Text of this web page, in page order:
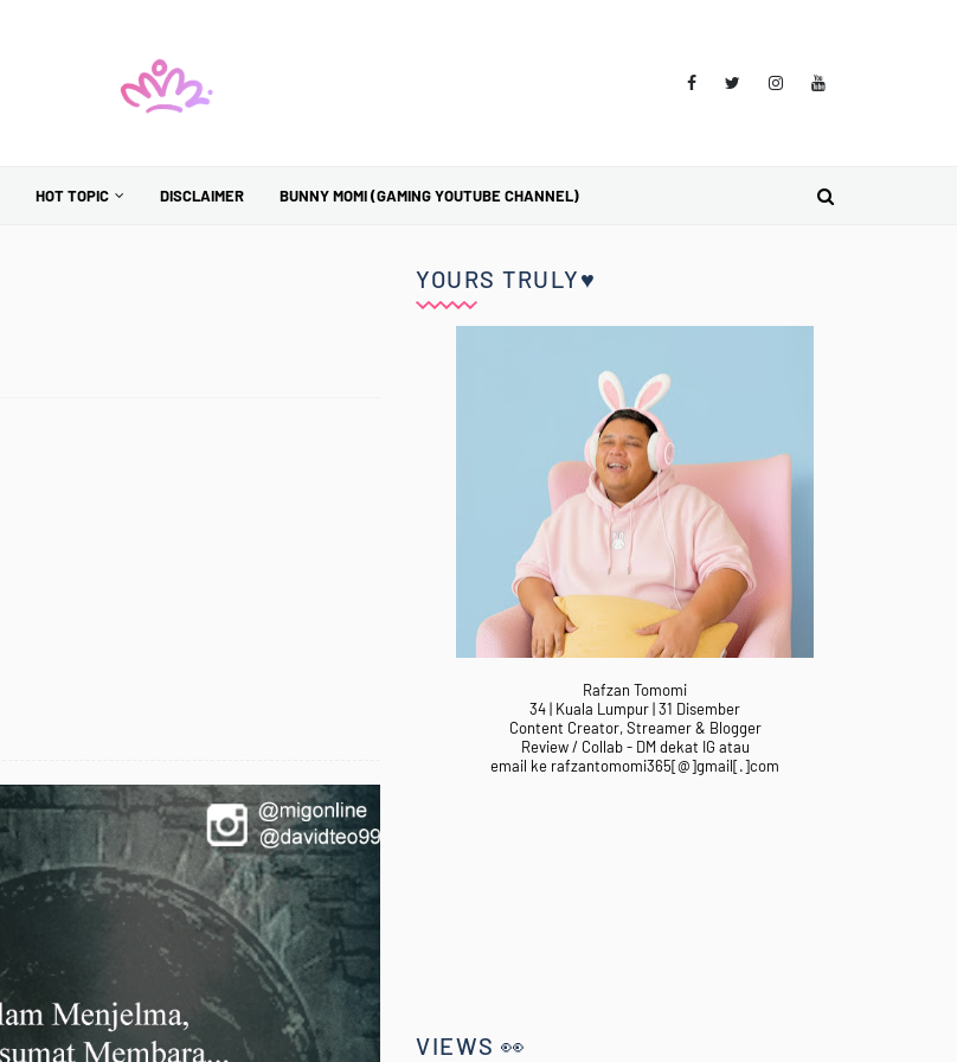
HOT TOPIC DISCLAIMER BUNNY MOMI (GAMING YOUTUBE CHANNEL)
YOURS TRULY♥
Rafzan Tomomi
34 | Kuala Lumpur | 31 Disember
Content Creator, Streamer & Blogger
Review / Collab - DM dekat IG atau
email ke rafzantomomi365[@]gmail[.]com
VIEWS 👀